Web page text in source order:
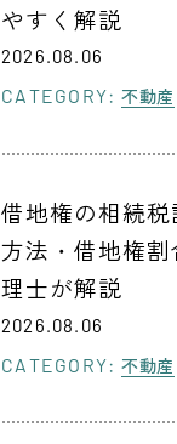
やすく解説
2026.08.06
CATEGORY: 不動産
借地権の相続
方法・借地権
理士が解説
2026.08.06
CATEGORY: 不動産